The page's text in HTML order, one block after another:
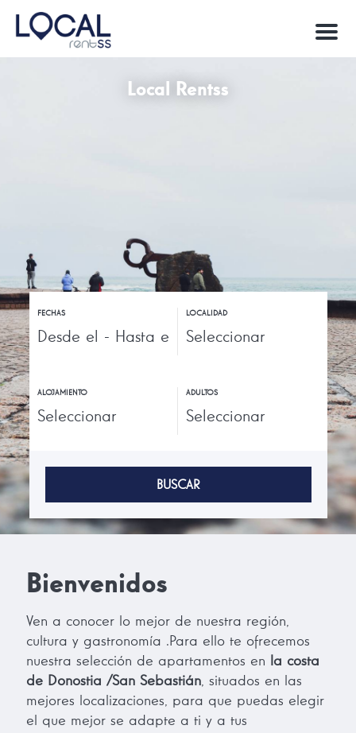
M
n
Local Rentss
FECHAS LOCALIDAD
ALOJAMIENTO ADULTOS
BUSCAR
Bienvenidos
Ven a conocer lo mejor de nuestra región,
cultura y gastronomía .Para ello te ofrecemos
nuestra selección de apartamentos en
la costa
de Donostia /San Sebastián, situados en las
mejores localizaciones, para que puedas elegir
el que mejor se adapte a ti y a tus